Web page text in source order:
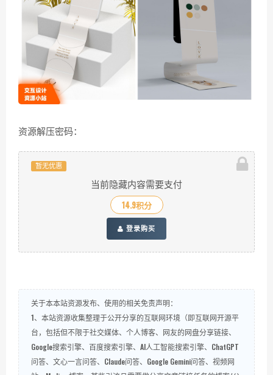
资源解压密码：
暂无优惠
当前隐藏内容需要支付
14.9积分
登录购买
关于本本站资源发布、使用的相关免责声明：
1、本站资源收集整理于公开分享的互联网环境（即互联网开源平
台，包括但不限于社交媒体、个人博客、网友的网盘分享链接、
Google搜索引擎、百度搜索引擎、AI人工智能搜索引擎、ChatGPT
问答、文心一言问答、Claude问答、Google Gemini问答、视频网